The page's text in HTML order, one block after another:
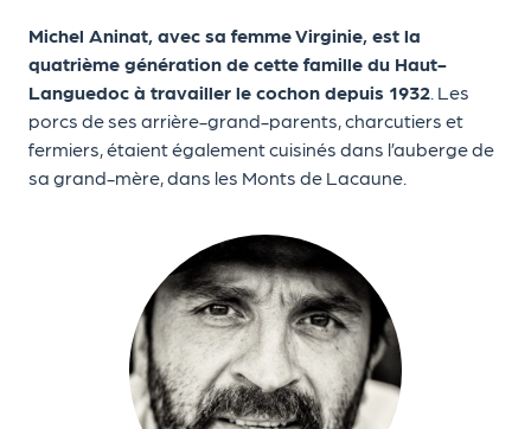
Michel Aninat, avec sa femme Virginie, est la
quatrième génération de cette famille du Haut-
Languedoc à travailler le cochon depuis 1932. Les
porcs de ses arrière-grand-parents, charcutiers et
fermiers, étaient également cuisinés dans l’auberge de
sa grand-mère, dans les Monts de Lacaune.